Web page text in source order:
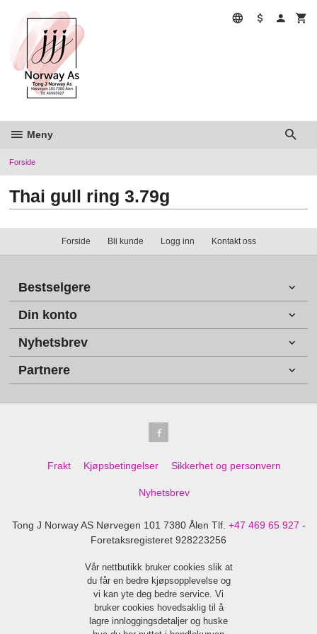
innholdet
Meny
Forside
Thai gull ring 3.79g
Forside Bli kunde Logg inn Kontakt oss
Bestselgere
Din konto
Nyhetsbrev
Partnere
Frakt Kjøpsbetingelser Sikkerhet og personvern
Nyhetsbrev
Tong J Norway AS Nørvegen 101 7380 Ålen Tlf. +47 469 65 927 -
Foretaksregisteret 928223256
Vår nettbutikk bruker cookies slik at
du får en bedre kjøpsopplevelse og
vi kan yte deg bedre service. Vi
bruker cookies hovedsaklig til å
lagre innloggingsdetaljer og huske